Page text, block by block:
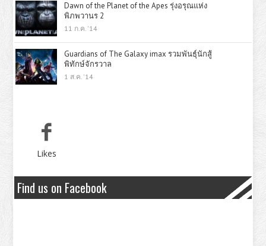
Dawn of the Planet of the Apes รุ่งอรุณแห่ง
พิภพวานร 2
11 ก.ค. '14
Guardians of The Galaxy imax รวมพันธุ์นักสู้
พิทักษ์จักรวาล
1 ส.ค. '14
Likes
Find us on Facebook